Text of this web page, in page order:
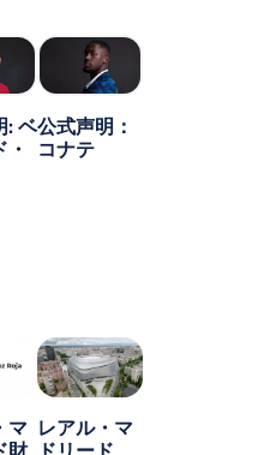
: ベ公式声明：
コナテ
マ
財
レアル・マ
ドリード